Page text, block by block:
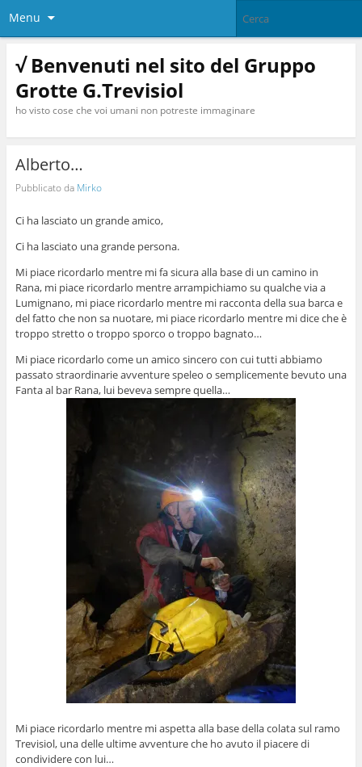
Menu
√ Benvenuti nel sito del Gruppo
Grotte G.Trevisiol
ho visto cose che voi umani non potreste immaginare
Alberto…
Pubblicato da Mirko
Ci ha lasciato un grande amico,
Ci ha lasciato una grande persona.
Mi piace ricordarlo mentre mi fa sicura alla base di un camino in
Rana, mi piace ricordarlo mentre arrampichiamo su qualche via a
Lumignano, mi piace ricordarlo mentre mi racconta della sua barca e
del fatto che non sa nuotare, mi piace ricordarlo mentre mi dice che è
troppo stretto o troppo sporco o troppo bagnato…
Mi piace ricordarlo come un amico sincero con cui tutti abbiamo
passato straordinarie avventure speleo o semplicemente bevuto una
Fanta al bar Rana, lui beveva sempre quella…
Mi piace ricordarlo mentre mi aspetta alla base della colata sul ramo
Trevisiol, una delle ultime avventure che ho avuto il piacere di
condividere con lui…